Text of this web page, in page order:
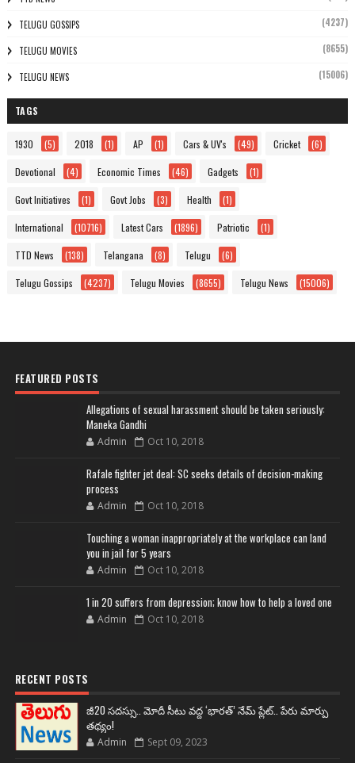
TELUGU GOSSIPS (4237)
TELUGU MOVIES (8655)
TELUGU NEWS (15006)
TAGS
1930 (5) 2018 (1) AP (1) Cars & UV's (49) Cricket (6)
Devotional (4) Economic Times (46) Gadgets (1)
Govt Initiatives (1) Govt Jobs (3) Health (1)
International (10716) Latest Cars (1896) Patriotic (1)
TTD News (138) Telangana (8) Telugu (6)
Telugu Gossips (4237) Telugu Movies (8655) Telugu News (15006)
FEATURED POSTS
Allegations of sexual harassment should be taken seriously:
Maneka Gandhi
Admin Oct 10, 2018
Rafale fighter jet deal: SC seeks details of decision-making
process
Admin Oct 10, 2018
Touching a woman inappropriately at the workplace can land
you in jail for 5 years
Admin Oct 10, 2018
1 in 20 suffers from depression; know how to help a loved one
Admin Oct 10, 2018
RECENT POSTS
జీ20 సదస్సు.. మోదీ సీటు వద్ద ‘భారత్’ నేమ్ ప్లేట్‌.. పేరు మార్పు
తథ్యం!
Admin Sept 09, 2023